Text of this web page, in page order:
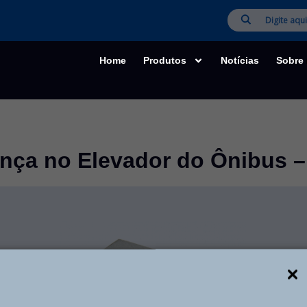
Home Produtos Notícias Sobre
no Elevador do Ônibus –